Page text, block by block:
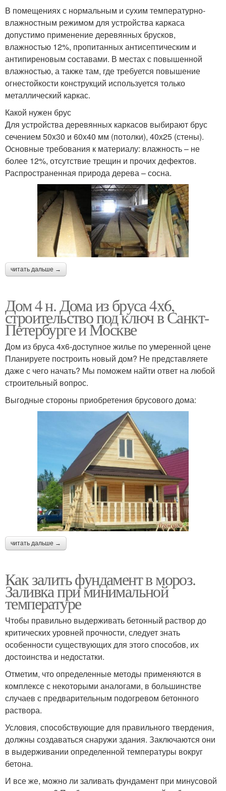
В помещениях с нормальным и сухим температурно-
влажностным режимом для устройства каркаса
допустимо применение деревянных брусков,
влажностью 12%, пропитанных антисептическим и
антипиреновым составами. В местах с повышенной
влажностью, а также там, где требуется повышение
огнестойкости конструкций используется только
металлический каркас.
Какой нужен брус
Для устройства деревянных каркасов выбирают брус
сечением 50х30 и 60х40 мм (потолки), 40х25 (стены).
Основные требования к материалу: влажность – не
более 12%, отсутствие трещин и прочих дефектов.
Распространенная природа дерева – сосна.
читать дальше →
Дом 4 н. Дома из бруса 4х6,
строительство под ключ в Санкт-
Петербурге и Москве
Дом из бруса 4х6-доступное жилье по умеренной цене
Планируете построить новый дом? Не представляете
даже с чего начать? Мы поможем найти ответ на любой
строительный вопрос.
Выгодные стороны приобретения брусового дома:
читать дальше →
Как залить фундамент в мороз.
Заливка при минимальной
температуре
Чтобы правильно выдерживать бетонный раствор до
критических уровней прочности, следует знать
особенности существующих для этого способов, их
достоинства и недостатки.
Отметим, что определенные методы применяются в
комплексе с некоторыми аналогами, в большинстве
случаев с предварительным подогревом бетонного
раствора.
Условия, способствующие для правильного твердения,
должны создаваться снаружи здания. Заключаются они
в выдерживании определенной температуры вокруг
бетона.
И все же, можно ли заливать фундамент при минусовой